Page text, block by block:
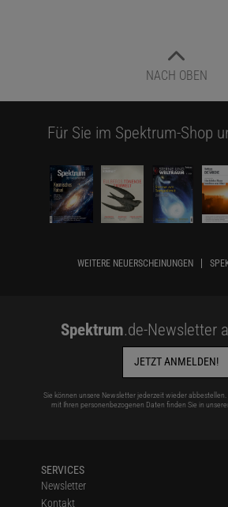
NACH OBEN
Für Sie im Spektrum-Shop
WEITERE NEUERSCHEINUNGEN
Spektrum.de-Newsletter
JETZT ANMELDEN!
Sie können unsere Newsletter jederzeit wieder
mit Ihren personenbezogenen Daten finden Sie in
SERVICES
Newsletter
Kontakt